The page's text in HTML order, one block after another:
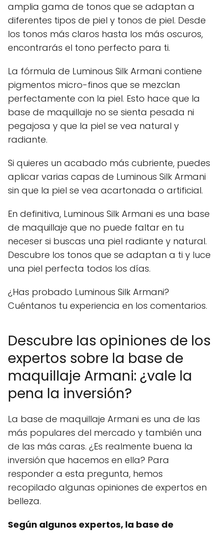
amplia gama de tonos que se adaptan a
diferentes tipos de piel y tonos de piel. Desde
los tonos más claros hasta los más oscuros,
encontrarás el tono perfecto para ti.
La fórmula de Luminous Silk Armani contiene
pigmentos micro-finos que se mezclan
perfectamente con la piel. Esto hace que la
base de maquillaje no se sienta pesada ni
pegajosa y que la piel se vea natural y
radiante.
Si quieres un acabado más cubriente, puedes
aplicar varias capas de Luminous Silk Armani
sin que la piel se vea acartonada o artificial.
En definitiva, Luminous Silk Armani es una base
de maquillaje que no puede faltar en tu
neceser si buscas una piel radiante y natural.
Descubre los tonos que se adaptan a ti y luce
una piel perfecta todos los días.
¿Has probado Luminous Silk Armani?
Cuéntanos tu experiencia en los comentarios.
Descubre las opiniones de los
expertos sobre la base de
maquillaje Armani: ¿vale la
pena la inversión?
La base de maquillaje Armani es una de las
más populares del mercado y también una
de las más caras. ¿Es realmente buena la
inversión que hacemos en ella? Para
responder a esta pregunta, hemos
recopilado algunas opiniones de expertos en
belleza.
Según algunos expertos, la base de